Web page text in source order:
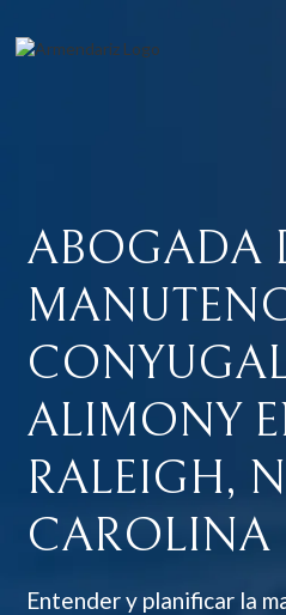
ABOGADA
ALIMONY
RALEIGH,
CAROLINA
Entender y planificar la